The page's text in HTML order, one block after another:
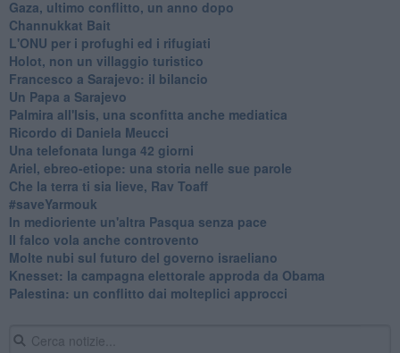
Gaza, ultimo conflitto, un anno dopo
Channukkat Bait
L'ONU per i profughi ed i rifugiati
Holot, non un villaggio turistico
Francesco a Sarajevo: il bilancio
Un Papa a Sarajevo
Palmira all'Isis, una sconfitta anche mediatica
Ricordo di Daniela Meucci
​Una telefonata lunga 42 giorni
​Ariel, ebreo-etiope: una storia nelle sue parole
Che la terra ti sia lieve, Rav Toaff
​#saveYarmouk
​In medioriente un'altra Pasqua senza pace
​Il falco vola anche controvento
Molte nubi sul futuro del governo israeliano
Knesset: la campagna elettorale approda da Obama
Palestina: un conflitto dai molteplici approcci